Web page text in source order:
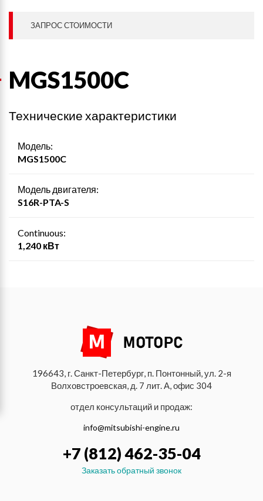
ЗАПРОС СТОИМОСТИ
MGS1500C
Технические характеристики
Модель:
MGS1500C
Модель двигателя:
S16R-PTA-S
Continuous:
1,240 кВт
196643, г. Санкт-Петербург, п. Понтонный, ул. 2-я
Волховстроевская, д. 7 лит. А, офис 304
отдел консультаций и продаж:
info@mitsubishi-engine.ru
+7 (812) 462-35-04
Заказать обратный звонок